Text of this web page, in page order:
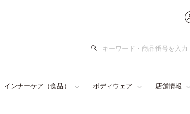
検
インナーケア（食品） ボディウェア 店舗情報